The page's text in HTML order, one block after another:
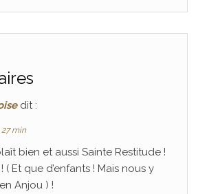
dit :
27 min
bien et aussi Sainte Restitude !
( Et que d’enfants ! Mais nous y
Anjou ) !